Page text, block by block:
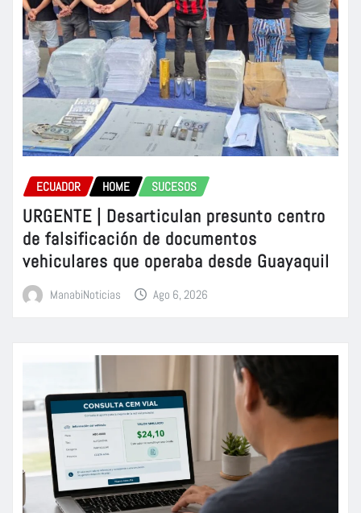
ECUADOR HOME SUCESOS
URGENTE | Desarticulan presunto centro
de falsificación de documentos
vehiculares que operaba desde Guayaquil
ManabiNoticias Ago 6, 2026